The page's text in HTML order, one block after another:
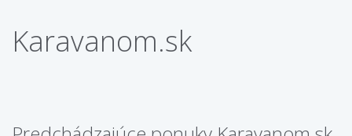
Karavanom.sk